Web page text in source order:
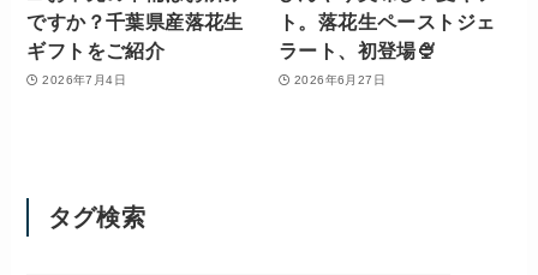
ですか？千葉県産落花生
ギフトをご紹介
2026年7月4日
ト。落花生ペーストジェ
ラート、初登場🍨
2026年6月27日
タグ検索